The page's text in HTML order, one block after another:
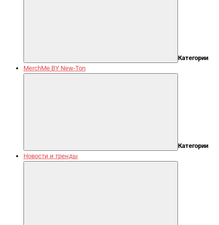
Категории
MerchMe BY New-Ton
Категории
Новости и тренды